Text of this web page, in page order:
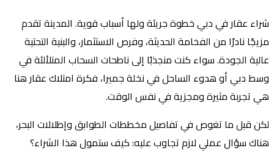
عقار في دبي خطوة جريئة ولها أسباب قوية. المدينة تقدم
نادرًا من الفخامة الحديثة، وفرص الاستثمار، والبنية التحتية
الجودة. سواء كنت منجذبًا إلى ناطحات السحاب المتلألئة في
دبي أو هدوء الساحل في نخلة جميرا، فكرة امتلاك عقار هنا
تجربة مثيرة ومجزية في نفس الوقت.
قبل ما تغوص في تفاصيل مخططات الطوابق وإطلالات البحر،
سؤال عملي لازم تجاوب عليه: كيف ستمول هذا الشراء؟